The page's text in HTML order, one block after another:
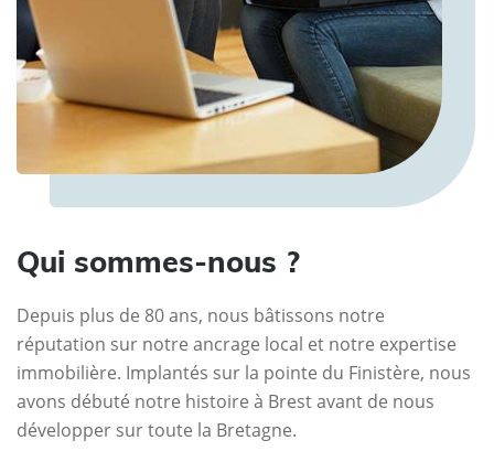
Qui sommes-nous ?
Depuis plus de 80 ans, nous bâtissons notre
réputation sur notre ancrage local et notre expertise
immobilière. Implantés sur la pointe du Finistère, nous
avons débuté notre histoire à Brest avant de nous
développer sur toute la Bretagne.